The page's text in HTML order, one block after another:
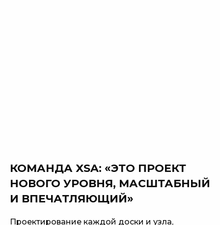
КОМАНДА XSA: «ЭТО ПРОЕКТ
НОВОГО УРОВНЯ, МАСШТАБНЫЙ
И ВПЕЧАТЛЯЮЩИЙ»
Проектирование каждой доски и узла,